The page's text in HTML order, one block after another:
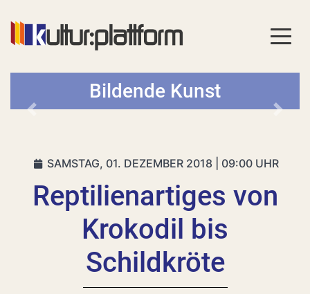
Bildende Kunst
SAMSTAG, 01. DEZEMBER 2018 | 09:00 UHR
Reptilienartiges von
Krokodil bis
Schildkröte